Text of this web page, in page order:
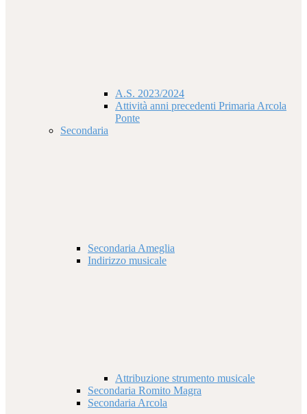
A.S. 2023/2024
Attività anni precedenti Primaria Arcola
Ponte
Secondaria
Secondaria Ameglia
Indirizzo musicale
Attribuzione strumento musicale
Secondaria Romito Magra
Secondaria Arcola